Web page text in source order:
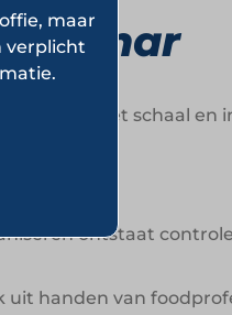
Culinar
met schaal en
ontstaat
handen van
maar
verplicht